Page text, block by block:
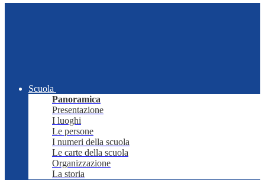
Scuola
Panoramica
Presentazione
I luoghi
Le persone
I numeri della scuola
Le carte della scuola
Organizzazione
La storia